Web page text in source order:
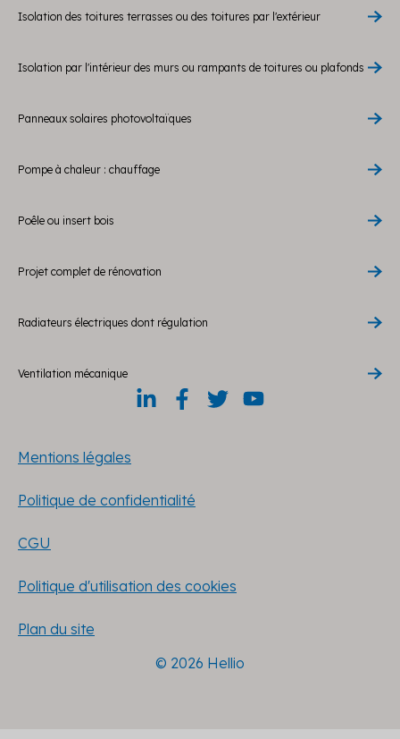
Isolation des toitures terrasses ou des toitures par l'extérieur
Isolation par l'intérieur des murs ou rampants de toitures ou plafonds
Panneaux solaires photovoltaïques
Pompe à chaleur : chauffage
Poêle ou insert bois
Projet complet de rénovation
Radiateurs électriques dont régulation
Ventilation mécanique
Mentions légales
Politique de confidentialité
CGU
Politique d'utilisation des cookies
Plan du site
© 2026 Hellio